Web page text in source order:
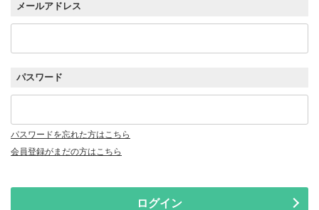
メールアドレス
パスワード
パスワードを忘れた方はこちら
会員登録がまだの方はこちら
ログイン